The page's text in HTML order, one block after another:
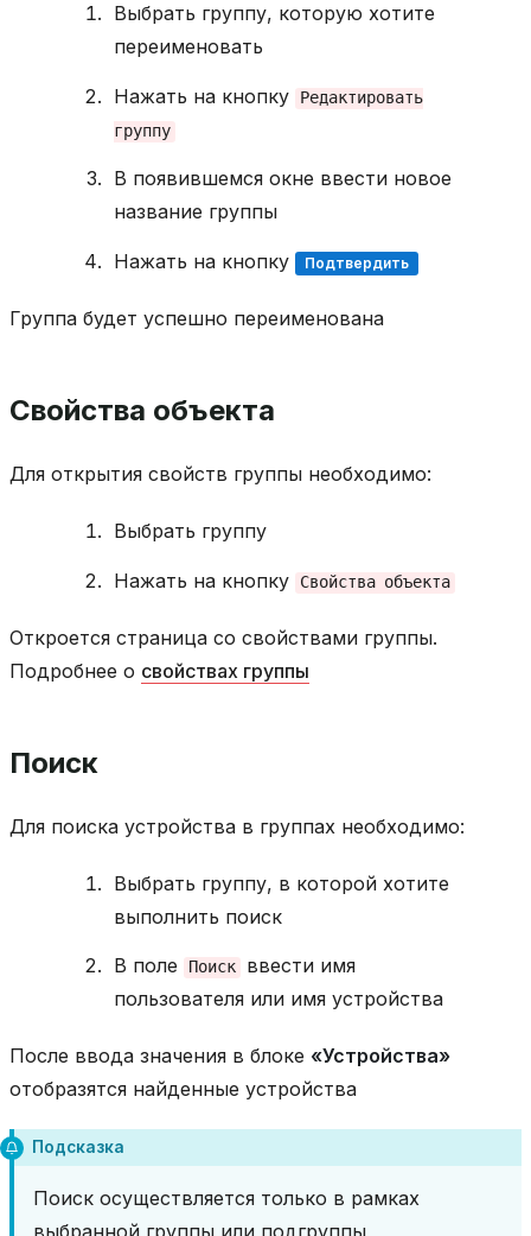
Выбрать группу, которую хотите
переименовать
Нажать на кнопку
Редактировать
группу
В появившемся окне ввести новое
название группы
Нажать на кнопку Подтвердить
Группа будет успешно переименована
Свойства объекта
Для открытия свойств группы необходимо:
Выбрать группу
Нажать на кнопку Свойства объекта
Откроется страница со свойствами группы.
Подробнее о свойствах группы
Поиск
Для поиска устройства в группах необходимо:
Выбрать группу, в которой хотите
выполнить поиск
В поле Поиск
ввести имя
пользователя или имя устройства
После ввода значения в блоке «Устройства»
отобразятся найденные устройства
Подсказка
Поиск осуществляется только в рамках